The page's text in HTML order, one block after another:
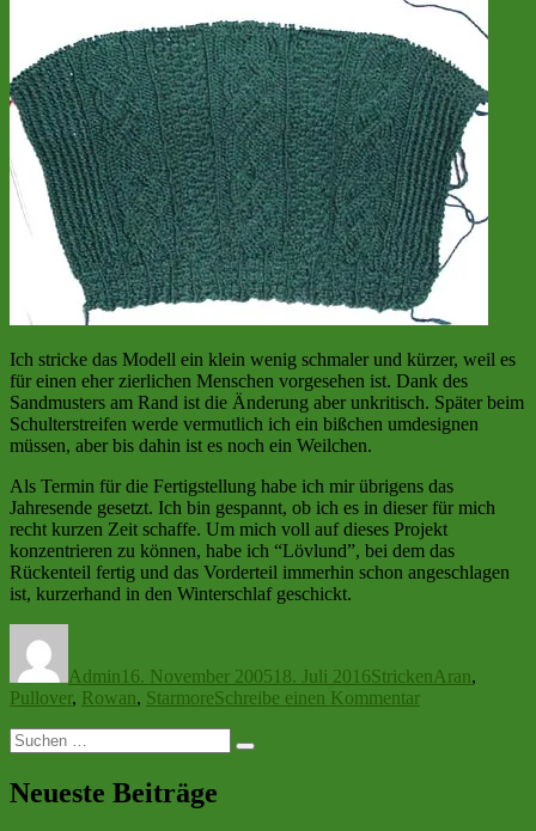
Ich stricke das Modell ein klein wenig schmaler und kürzer, weil es
für einen eher zierlichen Menschen vorgesehen ist. Dank des
Sandmusters am Rand ist die Änderung aber unkritisch. Später beim
Schulterstreifen werde vermutlich ich ein bißchen umdesignen
müssen, aber bis dahin ist es noch ein Weilchen.
Als Termin für die Fertigstellung habe ich mir übrigens das
Jahresende gesetzt. Ich bin gespannt, ob ich es in dieser für mich
recht kurzen Zeit schaffe. Um mich voll auf dieses Projekt
konzentrieren zu können, habe ich “Lövlund”, bei dem das
Rückenteil fertig und das Vorderteil immerhin schon angeschlagen
ist, kurzerhand in den Winterschlaf geschickt.
Admin 16. November 2005 18. Juli 2016StrickenAran,
Pullover, Rowan, StarmoreSchreibe einen Kommentarzu
Suchen
nach:
Suchen
Neueste Beiträge